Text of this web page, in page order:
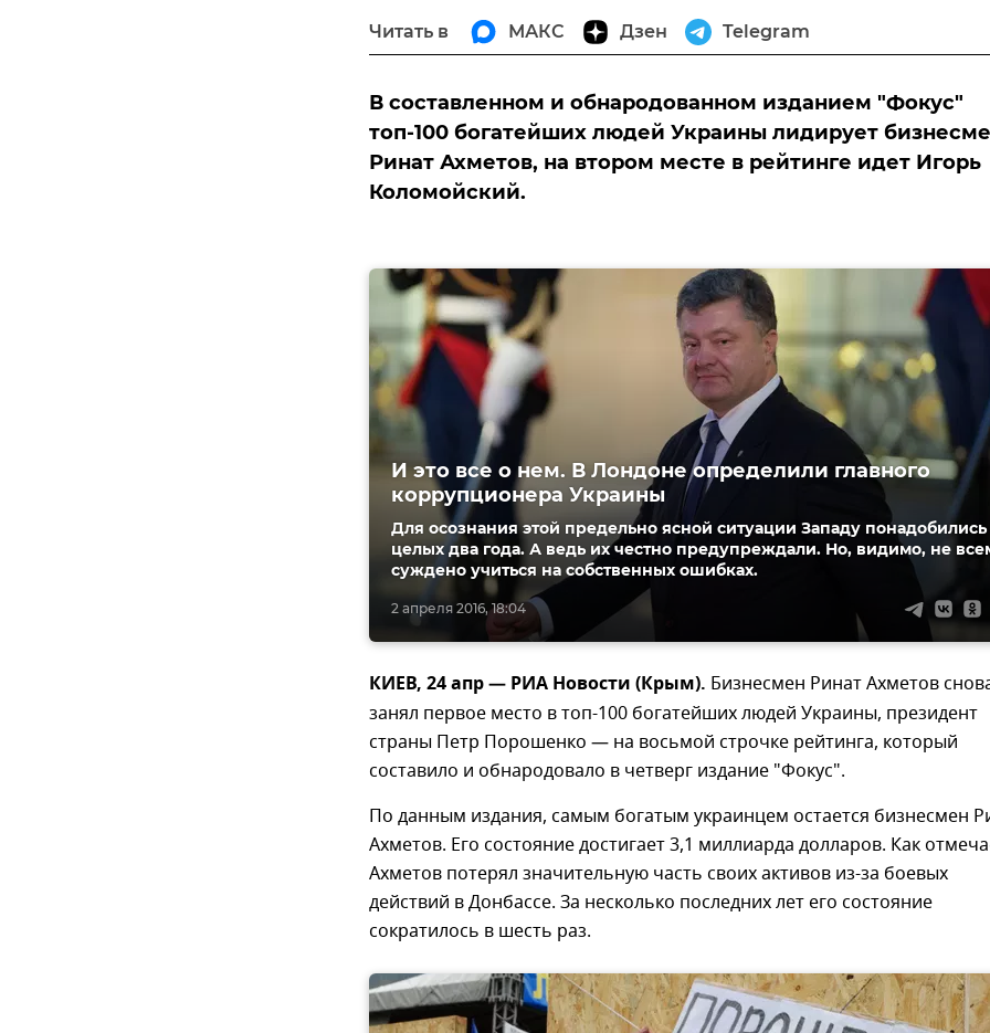
Читать в МАКС Дзен Telegram
В составленном и обнародованном изданием "Фокус"
топ-100 богатейших людей Украины лидирует
Ринат Ахметов, на втором месте в рейтинге идет Игорь
Коломойский.
2 апреля 2016, 18:04
И это все о нем. В Лондоне определили главного
коррупционера Украины
Для осознания этой предельно ясной ситуации Западу понадобились
целых два года. А ведь их честно предупреждали. Но, видимо, не
суждено учиться на собственных ошибках.
КИЕВ, 24 апр — РИА Новости (Крым). Бизнесмен Ринат Ахметов
занял первое место в топ-100 богатейших людей Украины, президент
страны Петр Порошенко — на восьмой строчке рейтинга, который
составило и обнародовало в четверг издание "Фокус".
По данным издания, самым богатым украинцем остается бизнесмен
Ахметов. Его состояние достигает 3,1 миллиарда долларов. Как
Ахметов потерял значительную часть своих активов из-за боевых
действий в Донбассе. За несколько последних лет его состояние
сократилось в шесть раз.